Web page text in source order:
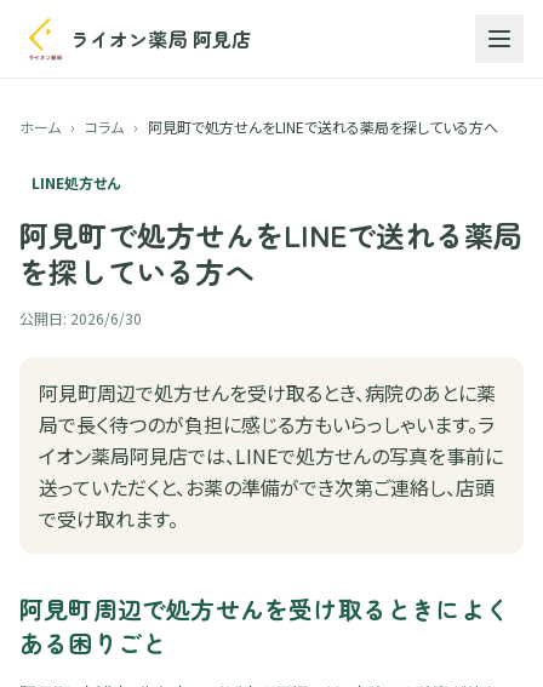
ライオン薬局 阿見店
ホーム › コラム › 阿見町で処方せんをLINEで送れる薬局を探している方へ
LINE処方せん
阿見町で処方せんをLINEで送れる薬局
を探している方へ
公開日: 2026/6/30
阿見町周辺で処方せんを受け取るとき、病院のあとに薬
局で長く待つのが負担に感じる方もいらっしゃいます。ラ
イオン薬局阿見店では、LINEで処方せんの写真を事前に
送っていただくと、お薬の準備ができ次第ご連絡し、店頭
で受け取れます。
阿見町周辺で処方せんを受け取るときによく
ある困りごと